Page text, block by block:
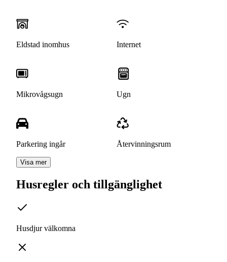
Eldstad inomhus Internet
Mikrovågsugn Ugn
Parkering ingår Återvinningsrum
Visa mer
Husregler och tillgänglighet
Husdjur välkomna